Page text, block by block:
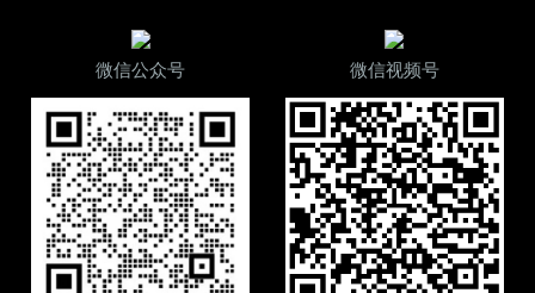
微信公众号 微信视频号